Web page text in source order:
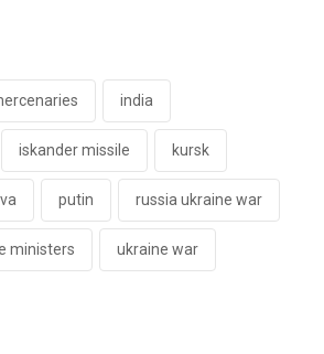
india
iskander missile kursk
putin russia ukraine war
ministers ukraine war